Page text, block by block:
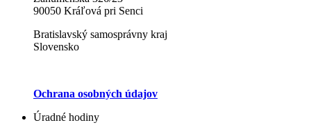
90050 Kráľová pri Senci
Bratislavský samosprávny kraj
Slovensko
Ochrana osobných údajov
Úradné hodiny